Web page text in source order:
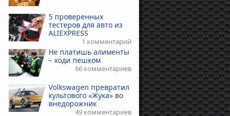
5 проверенных
тестеров для авто из
ALIEXPRESS
1 комментарий
Не платишь алименты
– ходи пешком
66 комментариев
Volkswagen превратил
культового «Жука» во
внедорожник
49 комментариев